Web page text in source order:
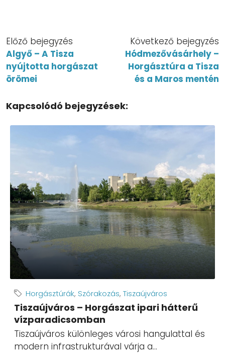
Előző bejegyzés
Algyő – A Tisza
nyújtotta horgászat
örömei
Következő bejegyzés
Hódmezővásárhely –
Horgásztúra a Tisza
és a Maros mentén
Kapcsolódó bejegyzések:
Horgásztúrák, Szórakozás, Tiszaújváros
Tiszaújváros – Horgászat ipari hátterű
vízparadicsomban
Tiszaújváros különleges városi hangulattal és
modern infrastrukturával várja a...